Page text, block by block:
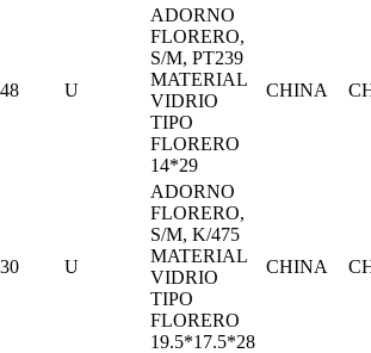
48 U
ADORNO
FLORERO,
S/M, PT239
MATERIAL
VIDRIO
TIPO
FLORERO
14*29
CHINA
30 U
ADORNO
FLORERO,
S/M, K/475
MATERIAL
VIDRIO
TIPO
FLORERO
19.5*17.5*28
CHINA